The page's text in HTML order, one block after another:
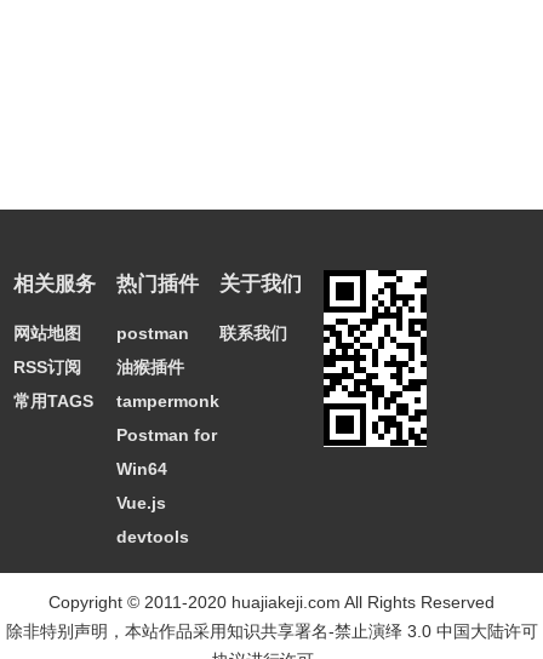
相关服务
网站地图
RSS订阅
常用TAGS
热门插件
postman
油猴插件
tampermonkey
Postman for
Win64
Vue.js
devtools
关于我们
联系我们
Copyright © 2011-2020 huajiakeji.com All Rights Reserved
除非特别声明，本站作品采用知识共享署名-禁止演绎 3.0 中国大陆许可